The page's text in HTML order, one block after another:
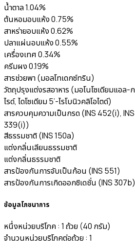
น้ำตาล 1.04%
ต้นหอมอบแห้ง 0.75%
สาหร่ายอบแห้ง 0.62%
ปลาแผ่นอบแห้ง 0.55%
เครื่องเทศ 0.34%
ครีมผง 0.19%
สารช่วยพา (มอลโทเดกซ์ทริน)
วัตถุปรุงแต่งรสอาหาร (มอโนโซเดียมแอล-
ไรด์, ไดโซเดียม 5’-ไรโบนิวคลิโอไตด์)
สารควบคุมความเป็นกรด (INS 452(i),
339(i))
สีธรรมชาติ (INS 150a)
แต่งกลิ่นเลียนธรรมชาติ
แต่งกลิ่นธรรมชาติ
สารป้องกันการจับเป็นก้อน (INS 551)
สารป้องกันการเกิดออกซิเดชั่น (INS 307b)
ข้อมูลโภชนาการ
หนึ่งหน่วยบริโภค : 1 ถ้วย (40 กรัม)
จำนวนหน่วยบริโภคต่อถ้วย : 1